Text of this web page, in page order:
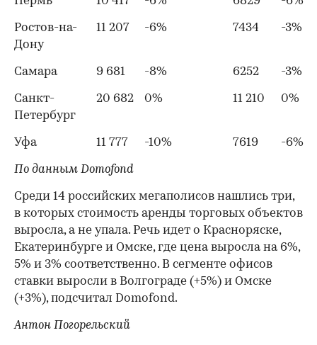
Ростов-на-
Дону
11 207 -6% 7434 -3%
Самара 9 681 -8% 6252 -3%
Санкт-
Петербург
20 682 0% 11 210 0%
Уфа 11 777 -10% 7619 -6%
По данным Domofond
Среди 14 российских мегаполисов нашлись три,
в которых стоимость аренды торговых объектов
выросла, а не упала. Речь идет о Красноряске,
Екатеринбурге и Омске, где цена выросла на 6%,
5% и 3% соответственно. В сегменте офисов
ставки выросли в Волгограде (+5%) и Омске
(+3%), подсчитал Domofond.
Антон Погорельский